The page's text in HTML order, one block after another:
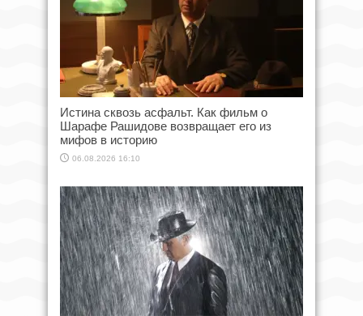
Истина сквозь асфальт. Как фильм о
Шарафе Рашидове возвращает его из
мифов в историю
06.08.2026 16:10